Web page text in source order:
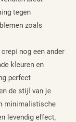
tegen
zoals
nog een ander
kleuren en
perfect
de stijl van je
minimalistische
levendig effect,